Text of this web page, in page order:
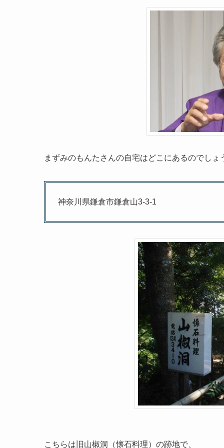
まずみのもんたさんの自宅はどこにあるのでしょ
神奈川県鎌倉市鎌倉山3-3-1
こちらは旧山椒洞（懐石料理）の跡地で、